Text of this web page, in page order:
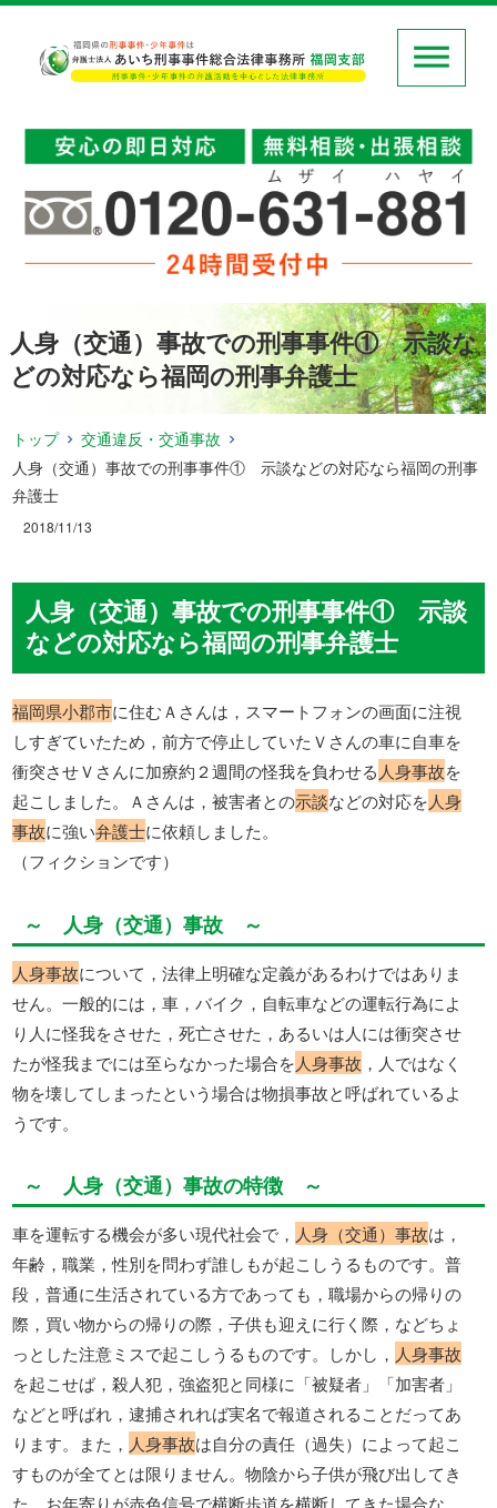
人身（交通）事故での刑事事件① 示談な
どの対応なら福岡の刑事弁護士
トップ
交通違反・交通事故
人身（交通）事故での刑事事件① 示談などの対応なら福岡の刑事
弁護士
2018/11/13
人身（交通）事故での刑事事件① 示談
などの対応なら福岡の刑事弁護士
福岡県小郡市に住むＡさんは，スマートフォンの画面に注視
しすぎていたため，前方で停止していたＶさんの車に自車を
衝突させＶさんに加療約２週間の怪我を負わせる人身事故を
起こしました。Ａさんは，被害者との示談などの対応を人身
事故に強い弁護士に依頼しました。
（フィクションです）
～ 人身（交通）事故 ～
人身事故について，法律上明確な定義があるわけではありま
せん。一般的には，車，バイク，自転車などの運転行為によ
り人に怪我をさせた，死亡させた，あるいは人には衝突させ
たが怪我までには至らなかった場合を人身事故 ，人ではなく
物を壊してしまったという場合は物損事故と呼ばれているよ
うです。
～ 人身（交通）事故の特徴 ～
車を運転する機会が多い現代社会で， 人身（交通）事故は，
年齢，職業，性別を問わず誰しもが起こしうるものです。普
段，普通に生活されている方であっても，職場からの帰りの
際，買い物からの帰りの際，子供も迎えに行く際，などちょ
っとした注意ミスで起こしうるものです。しかし， 人身事故
を起こせば，殺人犯，強盗犯と同様に「被疑者」「加害者」
などと呼ばれ，逮捕されれば実名で報道されることだってあ
ります。また， 人身事故は自分の責任（過失）によって起こ
すものが全てとは限りません。物陰から子供が飛び出してき